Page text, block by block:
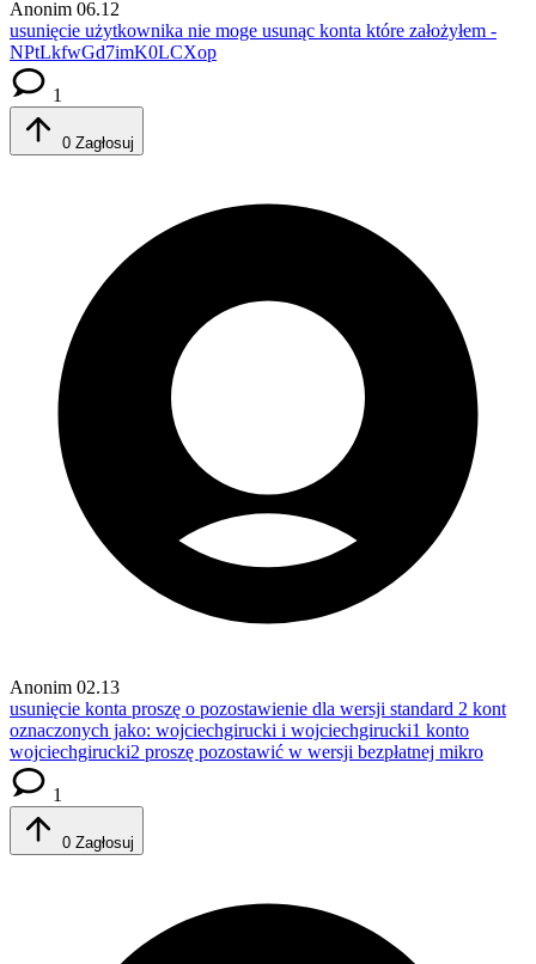
Anonim 06.12
usunięcie użytkownika nie moge usunąc konta które założyłem -
NPtLkfwGd7imK0LCXop
1
0 Zagłosuj
Anonim 02.13
usunięcie konta proszę o pozostawienie dla wersji standard 2 kont
oznaczonych jako: wojciechgirucki i wojciechgirucki1 konto
wojciechgirucki2 proszę pozostawić w wersji bezpłatnej mikro
1
0 Zagłosuj